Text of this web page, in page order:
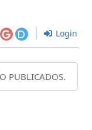
Login